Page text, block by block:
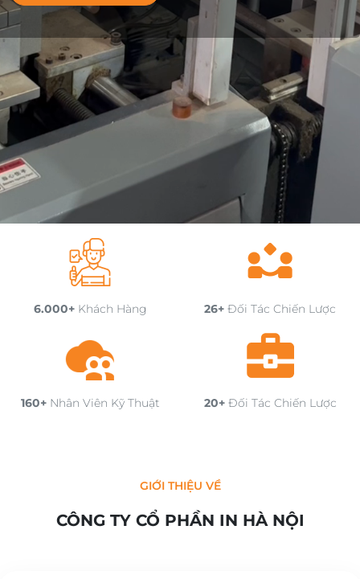
6.000+ Khách Hàng 26+ Đối Tác Chiến Lược
160+ Nhân Viên Kỹ Thuật 20+ Đối Tác Chiến Lược
GIỚI THIỆU VỀ
CÔNG TY CỔ PHẦN IN HÀ NỘI